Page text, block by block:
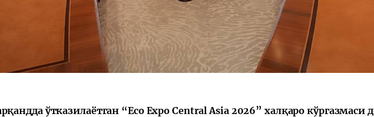
ўтказилаётган “Eco Expo Central Asia 2026” халқаро кўргазмаси